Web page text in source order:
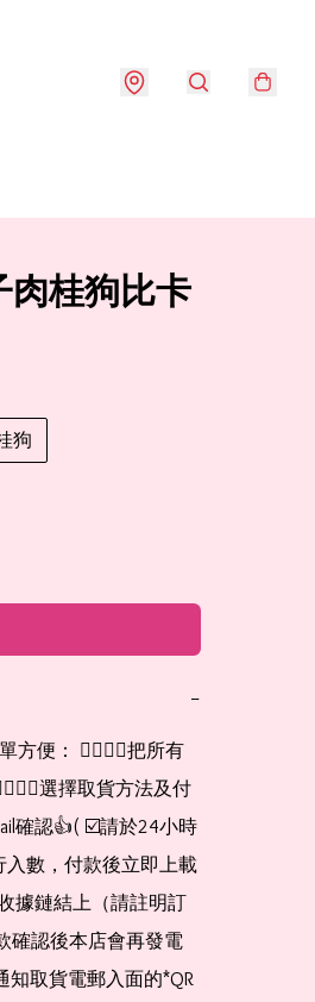
肉桂狗比卡
狗
−
便： 👉🏻👉🏻把所有
選擇取貨方法及付
確認👍( ☑️請於24小時
入數，付款後立即上載
據鏈結上（請註明訂
確認後本店會再發電
取貨電郵入面的*QR